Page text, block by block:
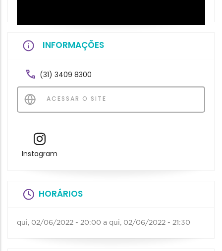
INFORMAÇÕES
(31) 3409 8300
ACESSAR O SITE
Instagram
HORÁRIOS
qui, 02/06/2022 - 20:00 a qui, 02/06/2022 - 21:30